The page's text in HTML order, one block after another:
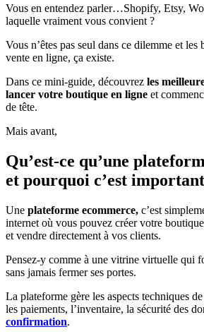
Vous en entendez parler…Shopify, Etsy,
laquelle vraiment vous convient ?
Vous n’êtes pas seul dans ce dilemme et les
vente en ligne, ça existe.
Dans ce mini-guide, découvrez les
lancer votre boutique en ligne et
de tête.
Mais avant,
Qu’est-ce qu’une
et pourquoi c’est
Une plateforme ecommerce, c’est
internet où vous pouvez créer votre
et vendre directement à vos clients.
Pensez-y comme à une vitrine virtuelle qui
sans jamais fermer ses portes.
La plateforme gère les aspects techniques
les paiements, l’inventaire, la sécurité des
confirmation.